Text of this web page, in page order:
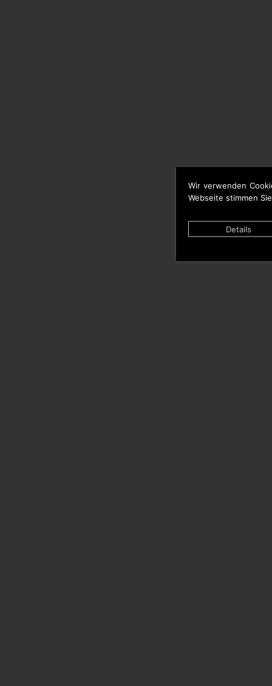
Wir verwenden
Webseite stimmen
Details